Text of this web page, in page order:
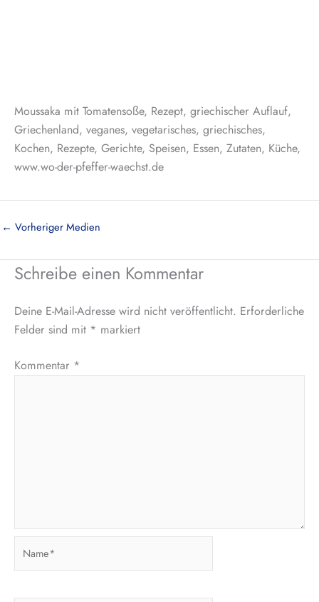
Moussaka mit Tomatensoße, Rezept, griechischer Auflauf,
Griechenland, veganes, vegetarisches, griechisches,
Kochen, Rezepte, Gerichte, Speisen, Essen, Zutaten, Küche,
www.wo-der-pfeffer-waechst.de
← Vorheriger Medien
Schreibe einen Kommentar
Deine E-Mail-Adresse wird nicht veröffentlicht. Erforderliche
Felder sind mit * markiert
Kommentar *